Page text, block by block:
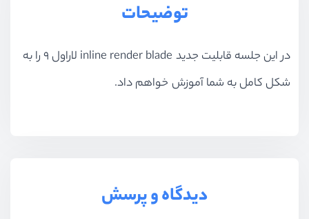
توضیحات
در این جلسه قابلیت جدید inline render blade لاراول 9 را به
شکل کامل به شما آموزش خواهم داد.
دیدگاه و پرسش